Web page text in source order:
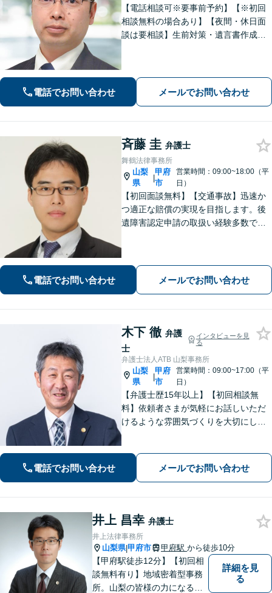
【電話相談可※要事前予約】【※初回
相談無料の場合あり】【夜間・休日面
談は要相談】生前対策・遺言書作成は
示談交渉【法テラス相談利用可※事件
による】
電話でお問い合わせ メールでお問い合わせ
斉藤 圭 弁護士
舞鶴法律事務所
山梨
県
|
甲府
市
営業時間：09:00~18:00（平
日）
【初回面談無料】【交通事故】迅速か
つ適正な賠償の実現を目指します。後
遺障害認定申請の取扱い経験多数で
お、個室での相談対応も可能です。
電話でお問い合わせ メールでお問い合わせ
木下 徹 弁護
士
インタビューを見
る
弁護士法人ATB 山梨事務所
山梨
県
|
甲府
市
営業時間：09:00~17:00（平
日）
【弁護士歴15年以上】【初回相談無
料】依頼者さまが気軽にお話しいただ
けるような雰囲気づくりを大切にして
お困りの方はぜひ一度ご相談くださ
い。【電話・メール・WEB相談可】
電話でお問い合わせ メールでお問い合わせ
井上 昌幸 弁護士
井上法律事務所
山梨県|甲府市 甲府駅 から徒歩10分
【甲府駅徒歩12分】【初回相
談無料有り】地域密着型事務
所。山梨の皆様の力になるべ
詳細を見
る